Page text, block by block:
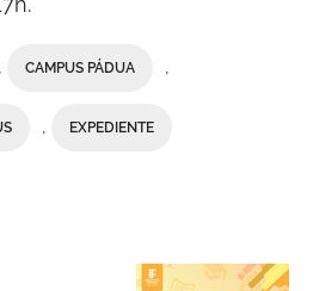
, CAMPUS PÁDUA ,
, EXPEDIENTE